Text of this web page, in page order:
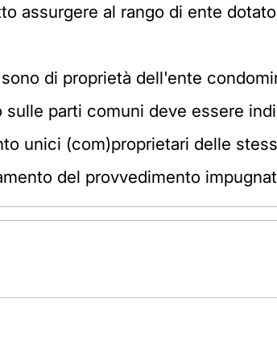
assurgere al rango di ente
di proprietà dell'ente
parti comuni deve essere
unici (com)proprietari delle
del provvedimento